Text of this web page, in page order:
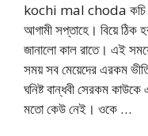
kochi mal choda কচি
আগামী সপ্তাহে। বিয়ে ঠিক
জানালো কাল রাতে। এই
সময় সব মেয়েদের এরকম
ঘনিষ্ট বান্ধবী সেরকম
মতো কেউ নেই। ওকে …